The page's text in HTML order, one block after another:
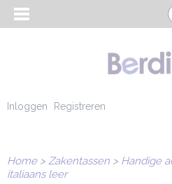
Inloggen Registreren
Home> Zakentassen > Handige
italiaans leer